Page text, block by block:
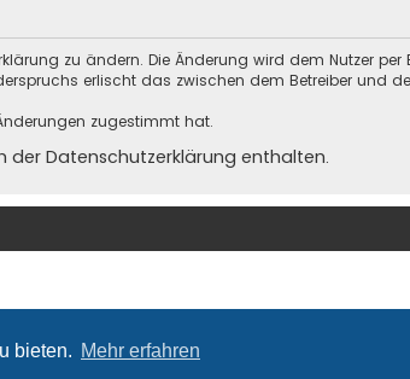
bieten. Mehr erfahren
zu ändern. Die Änderung wird dem Nutzer per
erlischt das zwischen dem Betreiber und
zugestimmt hat.
Datenschutzerklärung enthalten.